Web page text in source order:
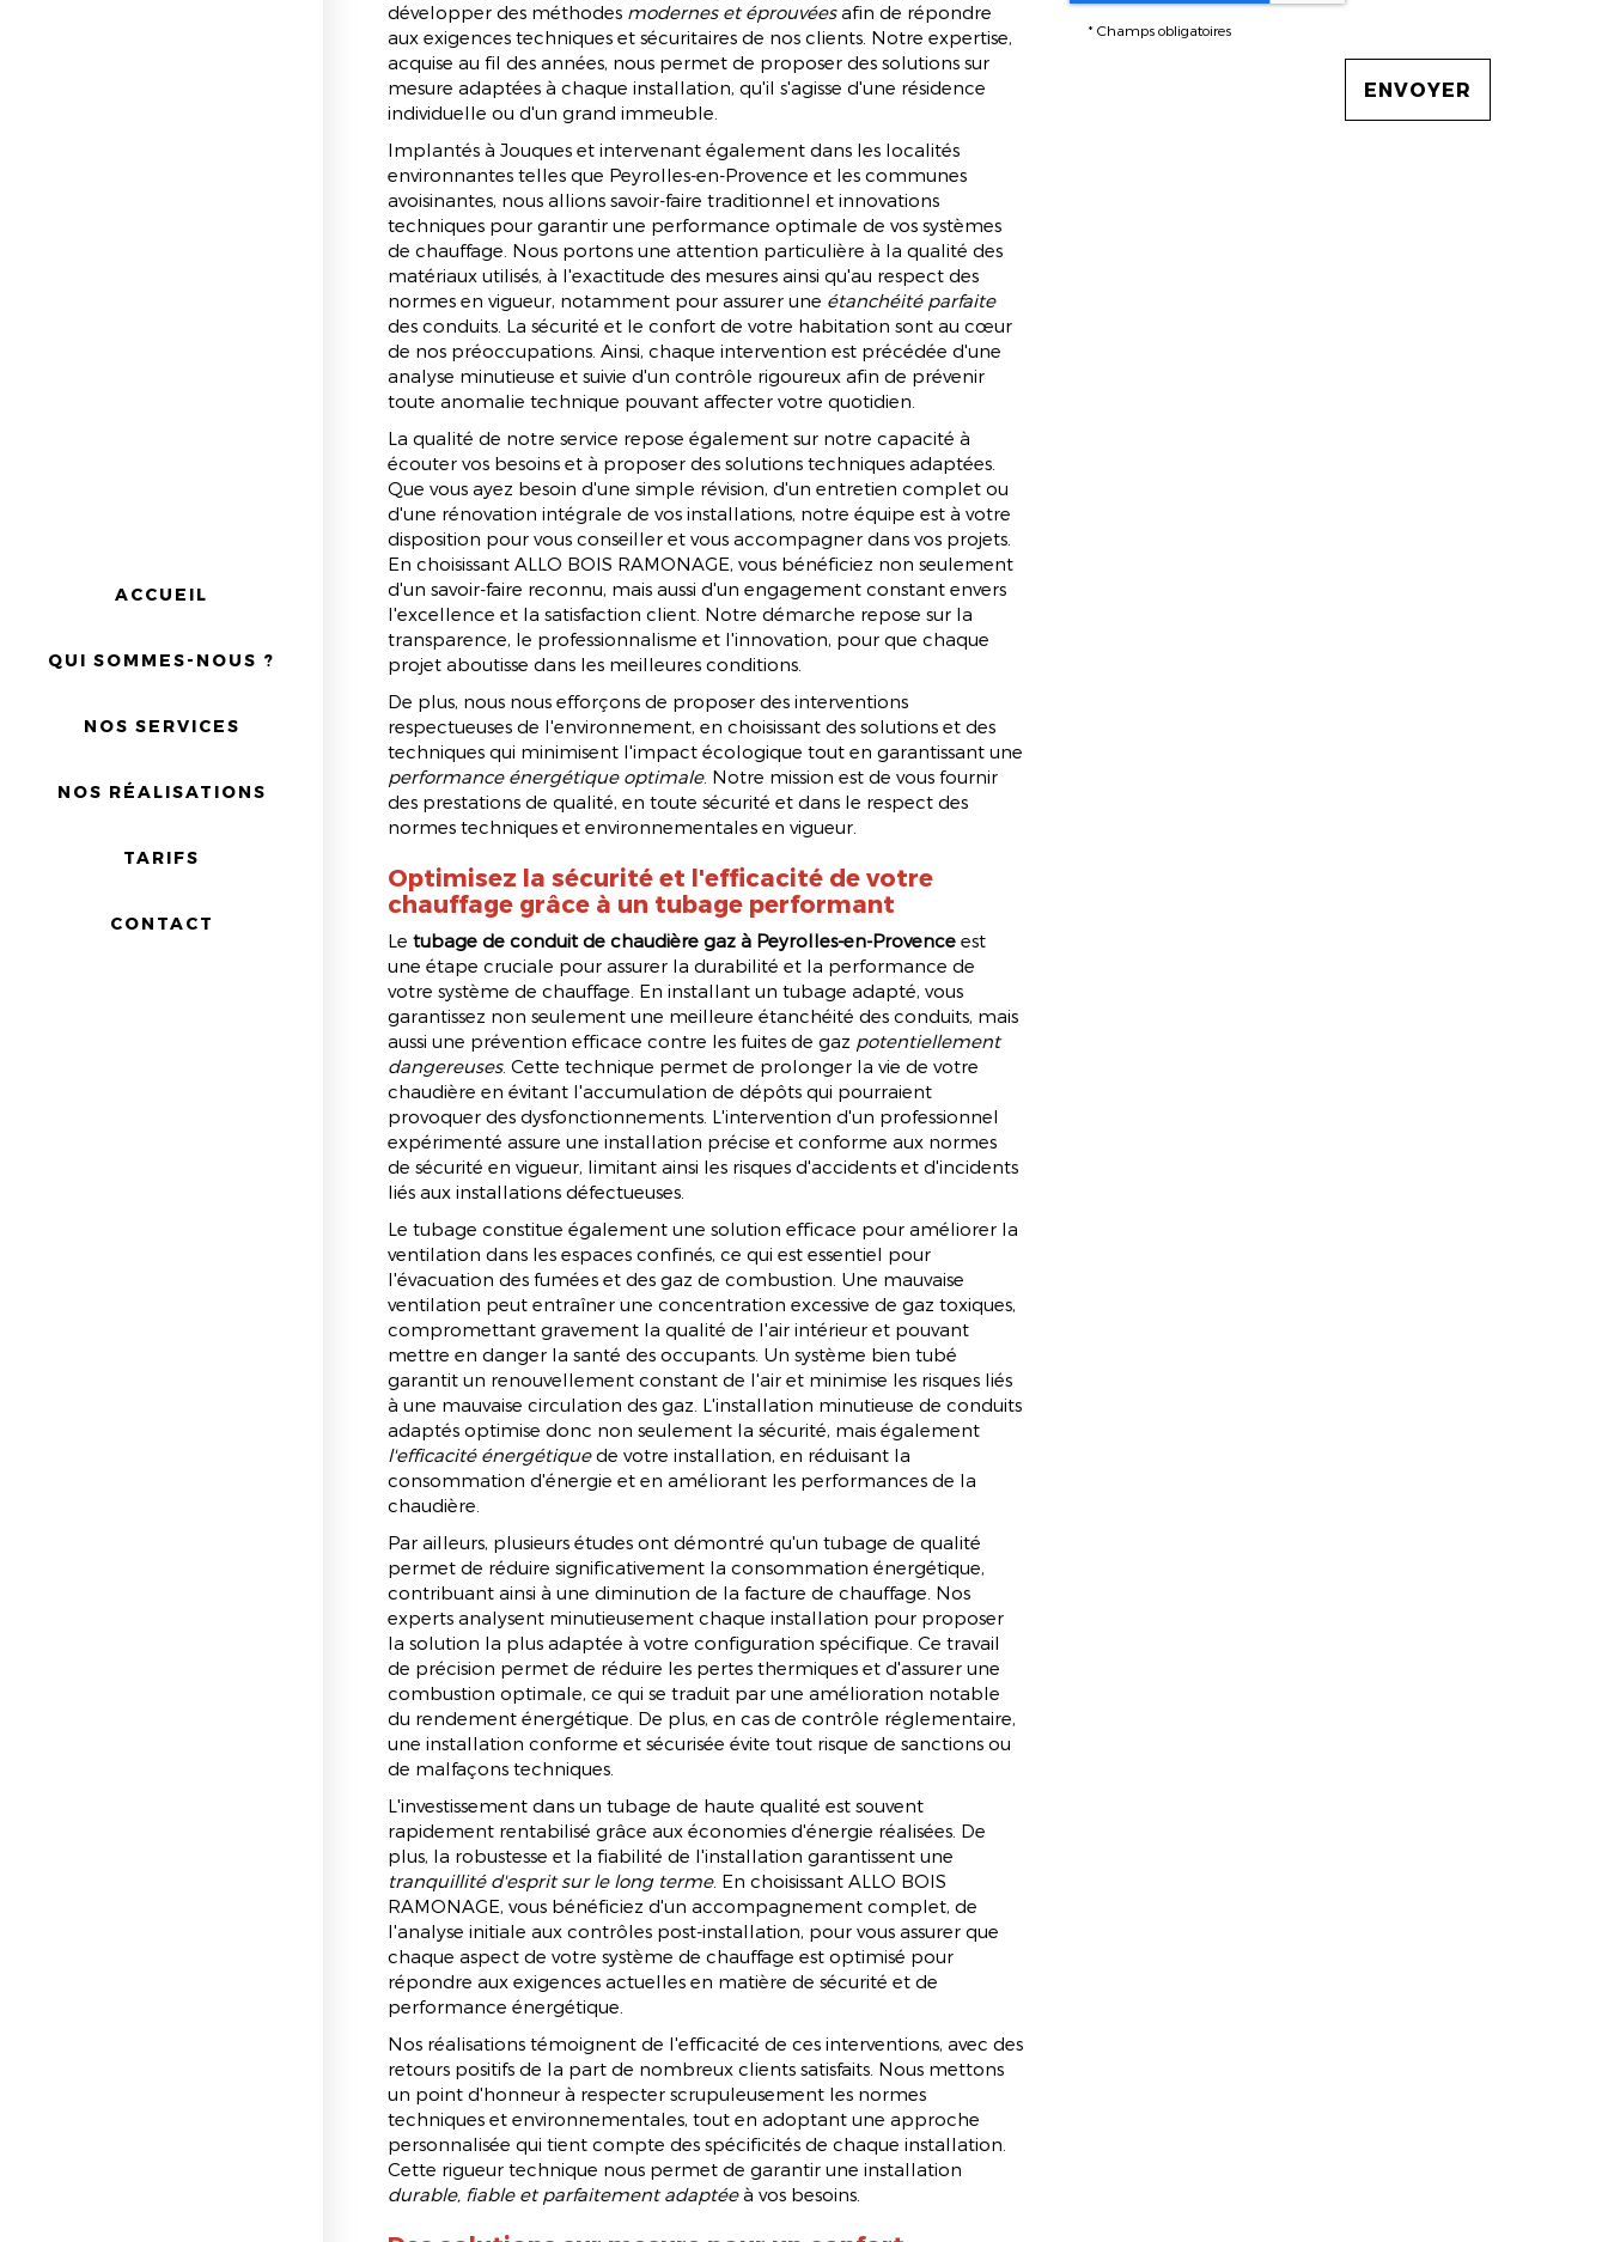
ACCUEIL
QUI SOMMES-NOUS ?
NOS SERVICES
NOS RÉALISATIONS
TARIFS
CONTACT
développer des méthodes modernes et éprouvéesafin de répondre
aux exigences techniques et sécuritaires de nos clients. Notre expertise,
acquise au fil des années, nous permet de proposer des solutions sur
mesure adaptées à chaque installation, qu'il s'agisse d'une résidence
individuelle ou d'un grand immeuble.
Implantés à Jouques et intervenant également dans les localités
environnantes telles que Peyrolles-en-Provence et les communes
avoisinantes, nous allions savoir-faire traditionnel et innovations
techniques pour garantir une performance optimale de vos systèmes
de chauffage. Nous portons une attention particulière à la qualité des
matériaux utilisés, à l'exactitude des mesures ainsi qu'au respect des
normes en vigueur, notamment pour assurer une étanchéité parfaite
des conduits. La sécurité et le confort de votre habitation sont au cœur
de nos préoccupations. Ainsi, chaque intervention est précédée d'une
analyse minutieuse et suivie d'un contrôle rigoureux afin de prévenir
toute anomalie technique pouvant affecter votre quotidien.
La qualité de notre service repose également sur notre capacité à
écouter vos besoins et à proposer des solutions techniques adaptées.
Que vous ayez besoin d'une simple révision, d'un entretien complet ou
d'une rénovation intégrale de vos installations, notre équipe est à votre
disposition pour vous conseiller et vous accompagner dans vos projets.
En choisissant ALLO BOIS RAMONAGE, vous bénéficiez non seulement
d'un savoir-faire reconnu, mais aussi d'un engagement constant envers
l'excellence et la satisfaction client. Notre démarche repose sur la
transparence, le professionnalisme et l'innovation, pour que chaque
projet aboutisse dans les meilleures conditions.
De plus, nous nous efforçons de proposer des interventions
respectueuses de l'environnement, en choisissant des solutions et des
techniques qui minimisent l'impact écologique tout en garantissant une
performance énergétique optimale. Notre mission est de vous fournir
des prestations de qualité, en toute sécurité et dans le respect des
normes techniques et environnementales en vigueur.
Optimisez la sécurité et l'efficacité de votre
chauffage grâce à un tubage performant
Le tubage de conduit de chaudière gaz à Peyrolles-en-Provenceest
une étape cruciale pour assurer la durabilité et la performance de
votre système de chauffage. En installant un tubage adapté, vous
garantissez non seulement une meilleure étanchéité des conduits, mais
aussi une prévention efficace contre les fuites de gaz potentiellement
dangereuses. Cette technique permet de prolonger la vie de votre
chaudière en évitant l'accumulation de dépôts qui pourraient
provoquer des dysfonctionnements. L'intervention d'un professionnel
expérimenté assure une installation précise et conforme aux normes
de sécurité en vigueur, limitant ainsi les risques d'accidents et d'incidents
liés aux installations défectueuses.
Le tubage constitue également une solution efficace pour améliorer la
ventilation dans les espaces confinés, ce qui est essentiel pour
l'évacuation des fumées et des gaz de combustion. Une mauvaise
ventilation peut entraîner une concentration excessive de gaz toxiques,
compromettant gravement la qualité de l'air intérieur et pouvant
mettre en danger la santé des occupants. Un système bien tubé
garantit un renouvellement constant de l'air et minimise les risques liés
à une mauvaise circulation des gaz. L'installation minutieuse de conduits
adaptés optimise donc non seulement la sécurité, mais également
l'efficacité énergétiquede votre installation, en réduisant la
consommation d'énergie et en améliorant les performances de la
chaudière.
Par ailleurs, plusieurs études ont démontré qu'un tubage de qualité
permet de réduire significativement la consommation énergétique,
contribuant ainsi à une diminution de la facture de chauffage. Nos
experts analysent minutieusement chaque installation pour proposer
la solution la plus adaptée à votre configuration spécifique. Ce travail
de précision permet de réduire les pertes thermiques et d'assurer une
combustion optimale, ce qui se traduit par une amélioration notable
du rendement énergétique. De plus, en cas de contrôle réglementaire,
une installation conforme et sécurisée évite tout risque de sanctions ou
de malfaçons techniques.
L'investissement dans un tubage de haute qualité est souvent
rapidement rentabilisé grâce aux économies d'énergie réalisées. De
plus, la robustesse et la fiabilité de l'installation garantissent une
tranquillité d'esprit sur le long terme. En choisissant ALLO BOIS
RAMONAGE, vous bénéficiez d'un accompagnement complet, de
l'analyse initiale aux contrôles post-installation, pour vous assurer que
chaque aspect de votre système de chauffage est optimisé pour
répondre aux exigences actuelles en matière de sécurité et de
performance énergétique.
Nos réalisations témoignent de l'efficacité de ces interventions, avec des
retours positifs de la part de nombreux clients satisfaits. Nous mettons
un point d'honneur à respecter scrupuleusement les normes
techniques et environnementales, tout en adoptant une approche
personnalisée qui tient compte des spécificités de chaque installation.
Cette rigueur technique nous permet de garantir une installation
durable, fiable et parfaitement adaptéeà vos besoins.
* Champs obligatoires